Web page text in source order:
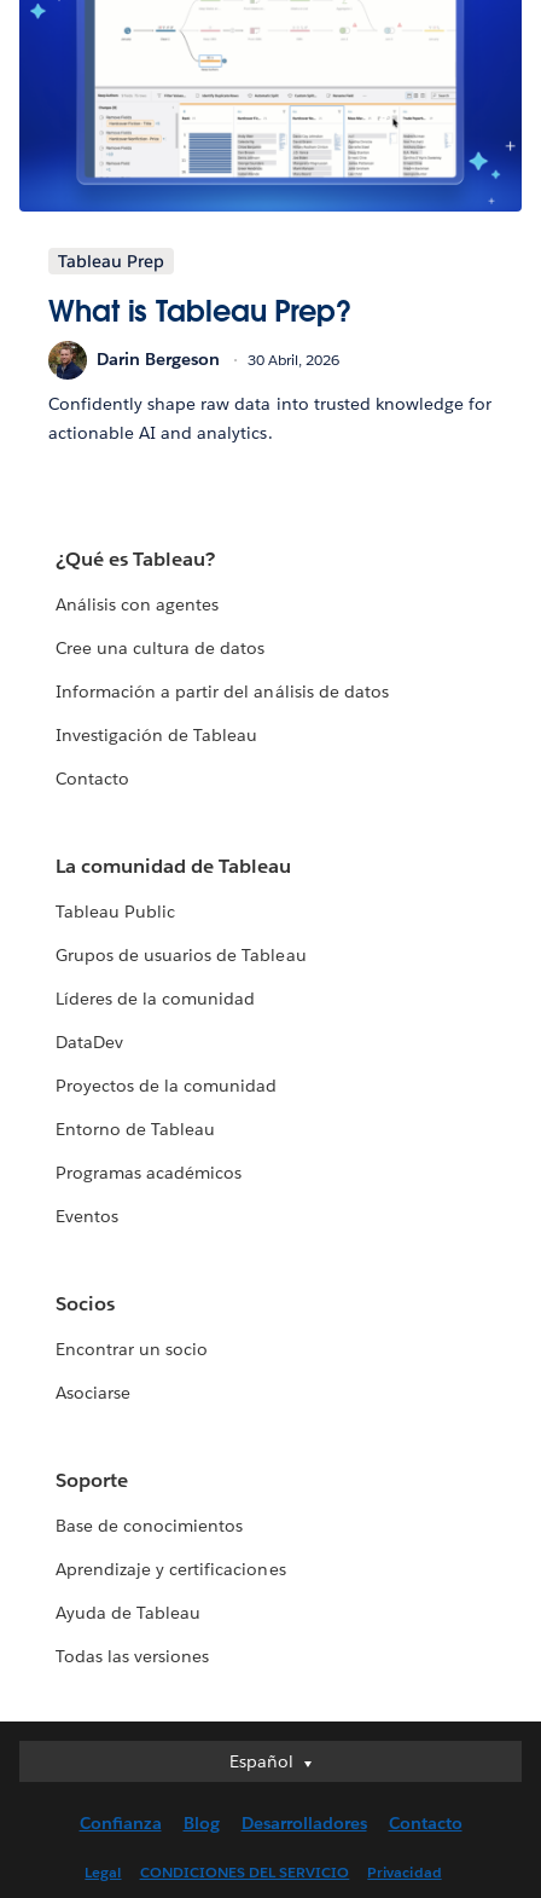
Tableau Prep
What is Tableau Prep?
Darin Bergeson 30 Abril, 2026
Confidently shape raw data into trusted knowledge for
actionable AI and analytics.
¿Qué es Tableau?
Análisis con agentes
Cree una cultura de datos
Información a partir del análisis de datos
Investigación de Tableau
Contacto
La comunidad de Tableau
Tableau Public
Grupos de usuarios de Tableau
Líderes de la comunidad
DataDev
Proyectos de la comunidad
Entorno de Tableau
Programas académicos
Eventos
Socios
Encontrar un socio
Asociarse
Soporte
Base de conocimientos
Aprendizaje y certificaciones
Ayuda de Tableau
Todas las versiones
Español
Español
English (UK)
Confianza Blog Desarrolladores Contacto
Legal CONDICIONES DEL SERVICIO Privacidad